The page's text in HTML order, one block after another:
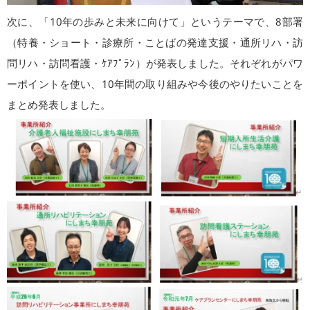
次に、「10年の歩みと未来に向けて」というテーマで、8部署
（特養・ショート・診療所・ことばの発達支援・通所リハ・訪
問リハ・訪問看護・ｹｱﾌﾟﾗﾝ）が発表しました。それぞれがパワ
ーポイントを使い、10年間の取り組みや今後のやりたいことを
まとめ発表しました。